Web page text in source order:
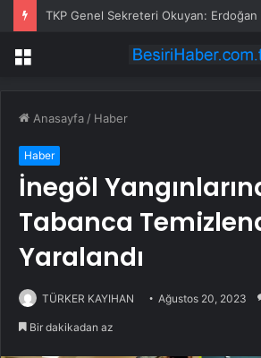
Menü
Anasayfa / Haber
Haber
İnegöl
Tabanca
Yaralandı
TÜRKER KAYIHAN Ağustos 20, 2023
Bir dakikadan az